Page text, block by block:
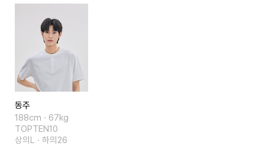
동주
188cm · 67kg
TOPTEN10
상의L · 하의26